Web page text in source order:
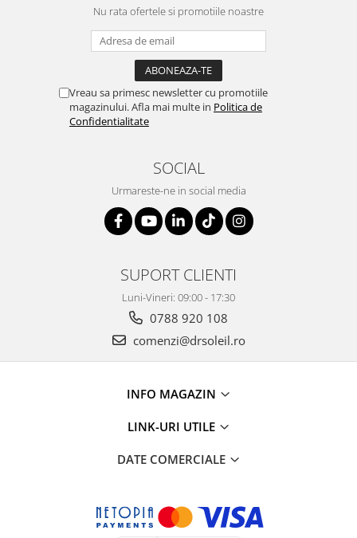
Nu rata ofertele si promotiile noastre
Vreau sa primesc newsletter cu promotiile
magazinului. Afla mai multe in Politica de
Confidentialitate
SOCIAL
Urmareste-ne in social media
SUPORT CLIENTI
Luni-Vineri: 09:00 - 17:30
0788 920 108
comenzi@drsoleil.ro
INFO MAGAZIN
LINK-URI UTILE
DATE COMERCIALE